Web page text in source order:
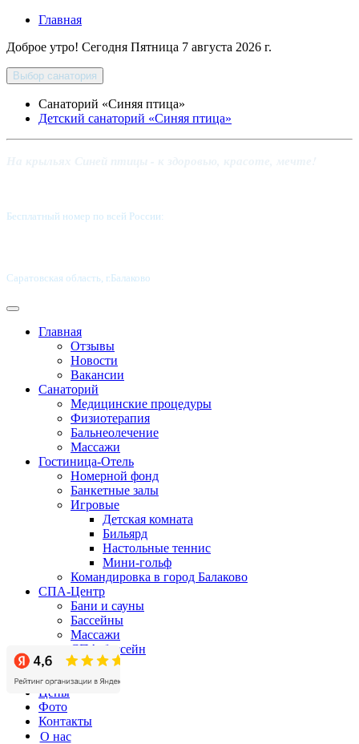
Главная
Доброе утро! Сегодня Пятница 7 августа 2026 г.
Выбор санатория
Санаторий «Синяя птица»
Детский санаторий «Синяя птица»
Бесплатный номер по всей России:
Саратовская область, г.Балаково
Главная
Отзывы
Новости
Вакансии
Санаторий
Медицинские процедуры
Физиотерапия
Бальнеолечение
Массажи
Гостиница-Отель
Номерной фонд
Банкетные залы
Игровые
Детская комната
Бильярд
Настольные теннис
Мини-гольф
Командировка в город Балаково
СПА-Центр
Бани и сауны
Бассейны
Массажи
СПА-бассейн
Бизнес-центр
Акции
Цены
Фото
Контакты
О нас